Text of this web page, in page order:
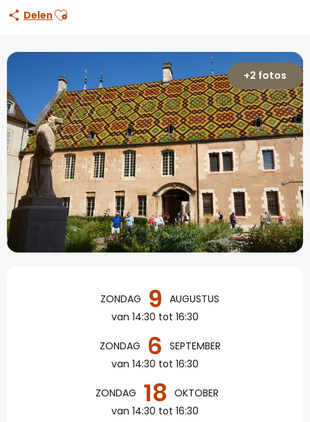
Delen Ajouter aux favoris
+2 fotos
Openingstijden en
ZONDAG 9 AUGUSTUS
van 14:30 tot 16:30
ZONDAG 6 SEPTEMBER
van 14:30 tot 16:30
ZONDAG 18 OKTOBER
van 14:30 tot 16:30